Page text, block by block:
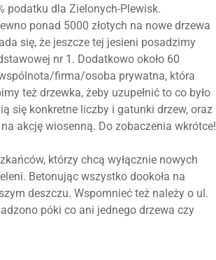
podatku dla Zielonych-Plewisk.
ponad 5000 złotych na nowe drzewa
się, że jeszcze tej jesieni posadzimy
nr 1. Dodatkowo około 60
firma/osoba prywatna, która
też drzewka, żeby uzupełnić to co było
się konkretne liczby i gatunki drzew, oraz
akcję wiosenną. Do zobaczenia wkrótce!
którzy chcą wyłącznie nowych
Betonując wszystko dookoła na
deszczu. Wspomnieć też należy o ul.
póki co ani jednego drzewa czy